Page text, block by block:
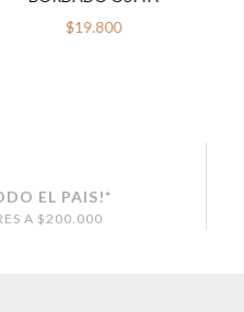
$19.800
EL PAIS!*
A $200.000